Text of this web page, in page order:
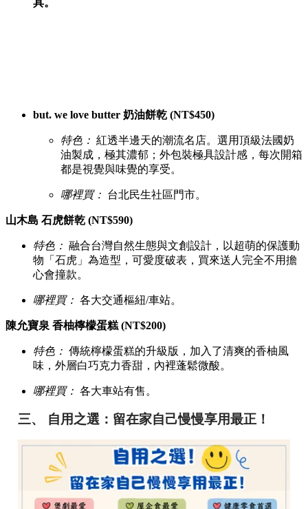
具。
but. we love butter 奶油餅乾 (NT$450)
特色： 紅透半邊天的潮流名店。選用頂級法國奶
油製成，極其濃郁；外包裝極具設計感，每次開箱
都是視覺與味覺的享受。
哪裡買： 台北民生社區門市。
山木島 石虎餅乾 (NT$590)
特色： 融合台灣自然生態與文創設計，以超萌的保護動
物「石虎」為造型，可愛度破表，買來送人完全不用擔
心會撞款。
哪裡買： 各大交通樞紐/車站。
陳允寶泉 香柚檸檬蛋糕 (NT$200)
特色： 傳統檸檬蛋糕的升級版，加入了清爽的香柚風
味，外層白巧克力香甜，內裡蓬鬆微酸。
哪裡買： 各大車站有售。
三、 自用之選：留在家自己慢慢享用最正！